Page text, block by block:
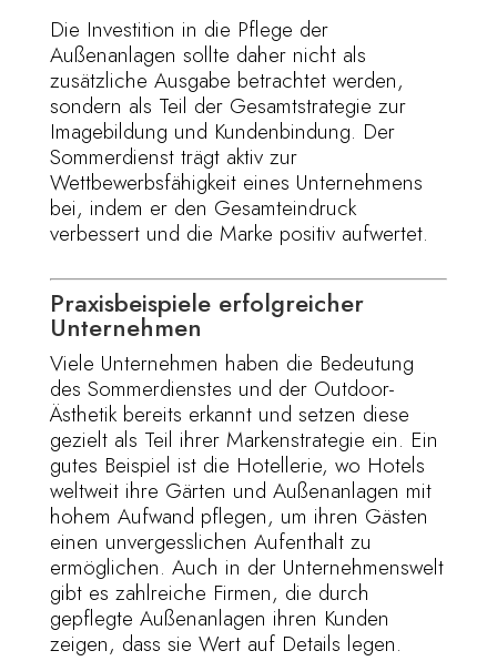
Die Investition in die Pflege der
Außenanlagen sollte daher nicht als
zusätzliche Ausgabe betrachtet werden,
sondern als Teil der Gesamtstrategie zur
Imagebildung und Kundenbindung. Der
Sommerdienst trägt aktiv zur
Wettbewerbsfähigkeit eines Unternehmens
bei, indem er den Gesamteindruck
verbessert und die Marke positiv aufwertet.
Praxisbeispiele erfolgreicher
Unternehmen
Viele Unternehmen haben die Bedeutung
des Sommerdienstes und der Outdoor-
Ästhetik bereits erkannt und setzen diese
gezielt als Teil ihrer Markenstrategie ein. Ein
gutes Beispiel ist die Hotellerie, wo Hotels
weltweit ihre Gärten und Außenanlagen mit
hohem Aufwand pflegen, um ihren Gästen
einen unvergesslichen Aufenthalt zu
ermöglichen. Auch in der Unternehmenswelt
gibt es zahlreiche Firmen, die durch
gepflegte Außenanlagen ihren Kunden
zeigen, dass sie Wert auf Details legen.